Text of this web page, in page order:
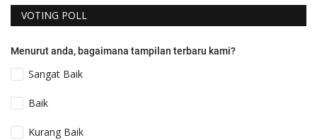
VOTING POLL
Menurut anda, bagaimana tampilan terbaru kami?
Sangat Baik
Baik
Kurang Baik